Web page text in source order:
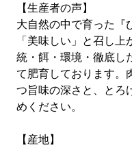
【生産者の声】
大自然の中で育った『
「美味しい」と召し
統・餌・環境・徹底し
て肥育しております。
つ旨味の深さと、とろ
めください。
【産地】